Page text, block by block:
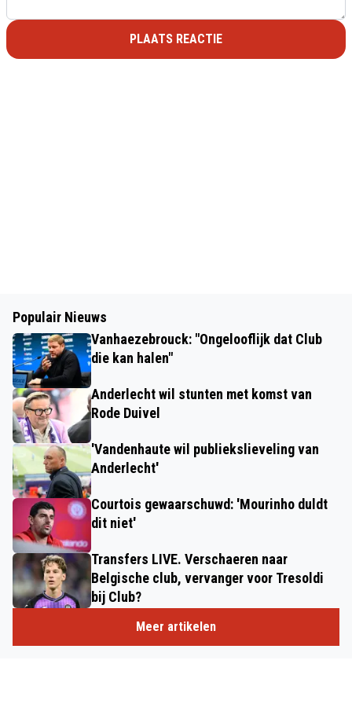
PLAATS REACTIE
Populair Nieuws
Vanhaezebrouck: "Ongelooflijk dat Club
die kan halen"
Anderlecht wil stunten met komst van
Rode Duivel
'Vandenhaute wil publiekslieveling van
Anderlecht'
Courtois gewaarschuwd: 'Mourinho duldt
dit niet'
Transfers LIVE. Verschaeren naar
Belgische club, vervanger voor Tresoldi
bij Club?
Meer artikelen